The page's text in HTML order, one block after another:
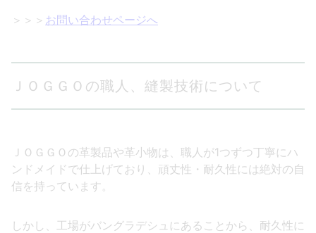
＞＞＞ お問い合わせページへ
ＪＯＧＧＯの職人、縫製技術について
ＪＯＧＧＯの革製品や革小物は、職人が1つずつ丁寧にハ
ンドメイドで仕上げており、頑丈性・耐久性には絶対の自
信を持っています。
しかし、工場がバングラデシュにあることから、耐久性に